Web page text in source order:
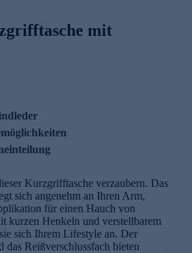
mit
Kurzgrifftasche verzaubern. Das
sich angenehm an Ihren Arm,
für einen Hauch von
kurzen Henkeln und verstellbarem
sich Ihrem Lifestyle an. Der
das Reißverschlussfach bieten